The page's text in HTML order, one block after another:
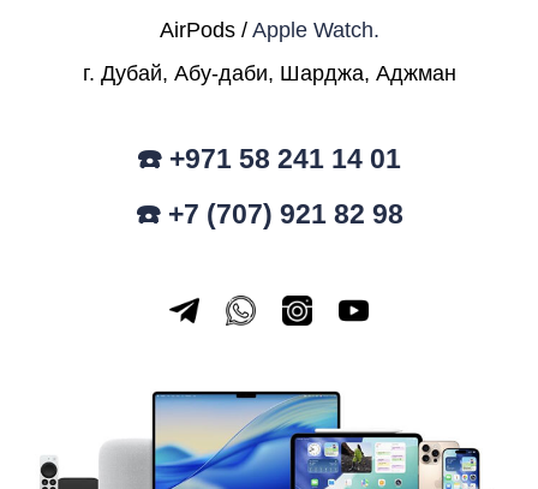
AirPods / Apple Watch.
г. Дубай, Абу-даби, Шарджа, Аджман
☎️ +971 58 241 14 01
☎️ +7 (707) 921 82 98